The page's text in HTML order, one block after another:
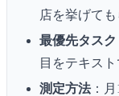
店を挙げても
最優先タスク
目をテキスト
測定方法：